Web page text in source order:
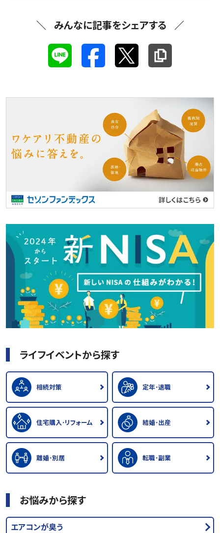
みんなに記事をシェアする
ライフイベントから探す
相続対策 定年･退職
住宅購入･リフォーム 結婚･出産
離婚･別居 転職･副業
お悩みから探す
エアコンが臭う